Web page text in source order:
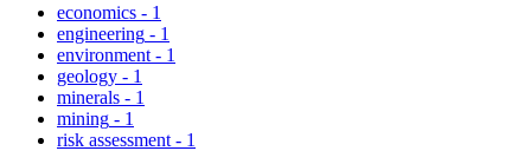
economics - 1
engineering - 1
environment - 1
geology - 1
minerals - 1
mining - 1
risk assessment - 1